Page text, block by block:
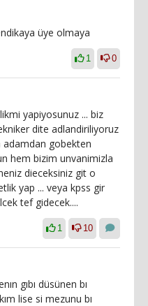
üye olmaya
1 0
yapiyosunuz ... biz
dite adlandiriliyoruz
adamdan gobekten
hem bizim unvanimizla
dieceksiniz git o
yap ... veya kpss gir
tef gidecek....
1 10
gıbı düsünen bı
lise si mezunu bı